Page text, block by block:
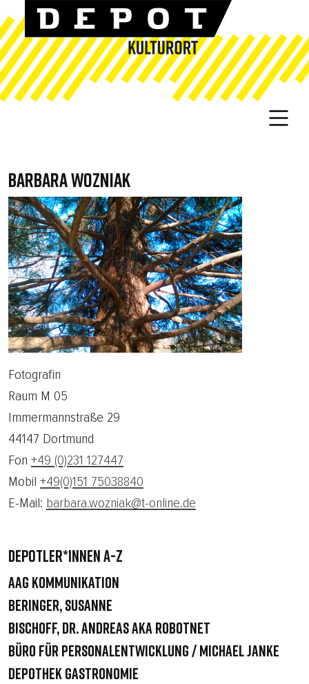
BARBARA WOZNIAK
Fotografin
Raum M 05
Immermannstraße 29
44147 Dortmund
Fon +49 (0)231 127447
Mobil +49(0)151 75038840
E-Mail: barbara.wozniak@t-online.de
DEPOTLER*INNEN A-Z
AAG Kommunikation
Beringer, Susanne
Bischoff, Dr. Andreas aka robotnet
Büro für Personalentwicklung / Michael Janke
Depothek Gastronomie